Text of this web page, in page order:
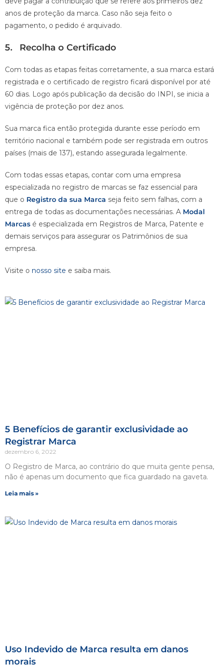
anos de proteção da marca. Caso não seja feito o
pagamento, o pedido é arquivado.
5. Recolha o Certificado
Com todas as etapas feitas corretamente, a sua marca estará
registrada e o certificado de registro ficará disponível por até
60 dias. Logo após publicação da decisão do INPI, se inicia a
vigência de proteção por dez anos.
Sua marca fica então protegida durante esse período em
território nacional e também pode ser registrada em outros
países (mais de 137), estando assegurada legalmente.
Com todas essas etapas, contar com uma empresa
especializada no registro de marcas se faz essencial para
que o Registro da sua Marca seja feito sem falhas, com a
entrega de todas as documentações necessárias. A Modal
Marcas é especializada em Registros de Marca, Patente e
demais serviços para assegurar os Patrimônios de sua
empresa.
Visite o nosso site e saiba mais.
5 Benefícios de garantir exclusividade ao
Registrar Marca
dezembro 6, 2022
O Registro de Marca, ao contrário do que muita gente pensa,
não é apenas um documento que fica guardado na gaveta.
Leia mais »
Uso Indevido de Marca resulta em danos
morais